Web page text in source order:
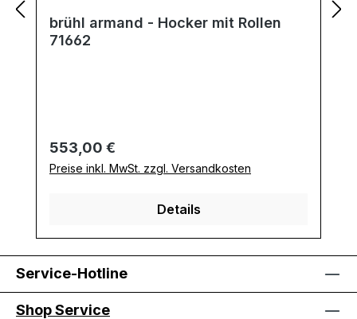
brühl armand - Hocker mit Rollen
71662
Regulärer Preis:
553,00 €
Preise inkl. MwSt. zzgl. Versandkosten
Details
Service-Hotline
Shop Service